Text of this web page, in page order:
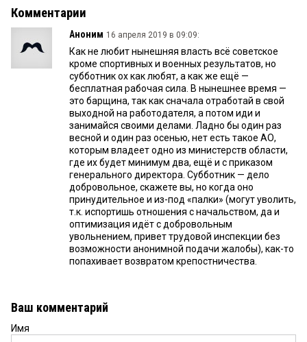
Комментарии
Аноним 16 апреля 2019 в 09:09:
Как не любит нынешняя власть всё советское
кроме спортивных и военных результатов, но
субботник ох как любят, а как же ещё —
бесплатная рабочая сила. В нынешнее время —
это барщина, так как сначала отработай в свой
выходной на работодателя, а потом иди и
занимайся своими делами. Ладно бы один раз
весной и один раз осенью, нет есть такое АО,
которым владеет одно из министерств области,
где их будет минимум два, ещё и с приказом
генерального директора. Субботник — дело
добровольное, скажете вы, но когда оно
принудительное и из-под «палки» (могут уволить,
т.к. испортишь отношения с начальством, да и
оптимизация идёт с добровольным
увольнением, привет трудовой инспекции без
возможности анонимной подачи жалобы), как-то
попахивает возвратом крепостничества.
Ваш комментарий
Имя